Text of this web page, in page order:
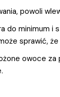
powoli
do minimum i
sprawić,
owoce za